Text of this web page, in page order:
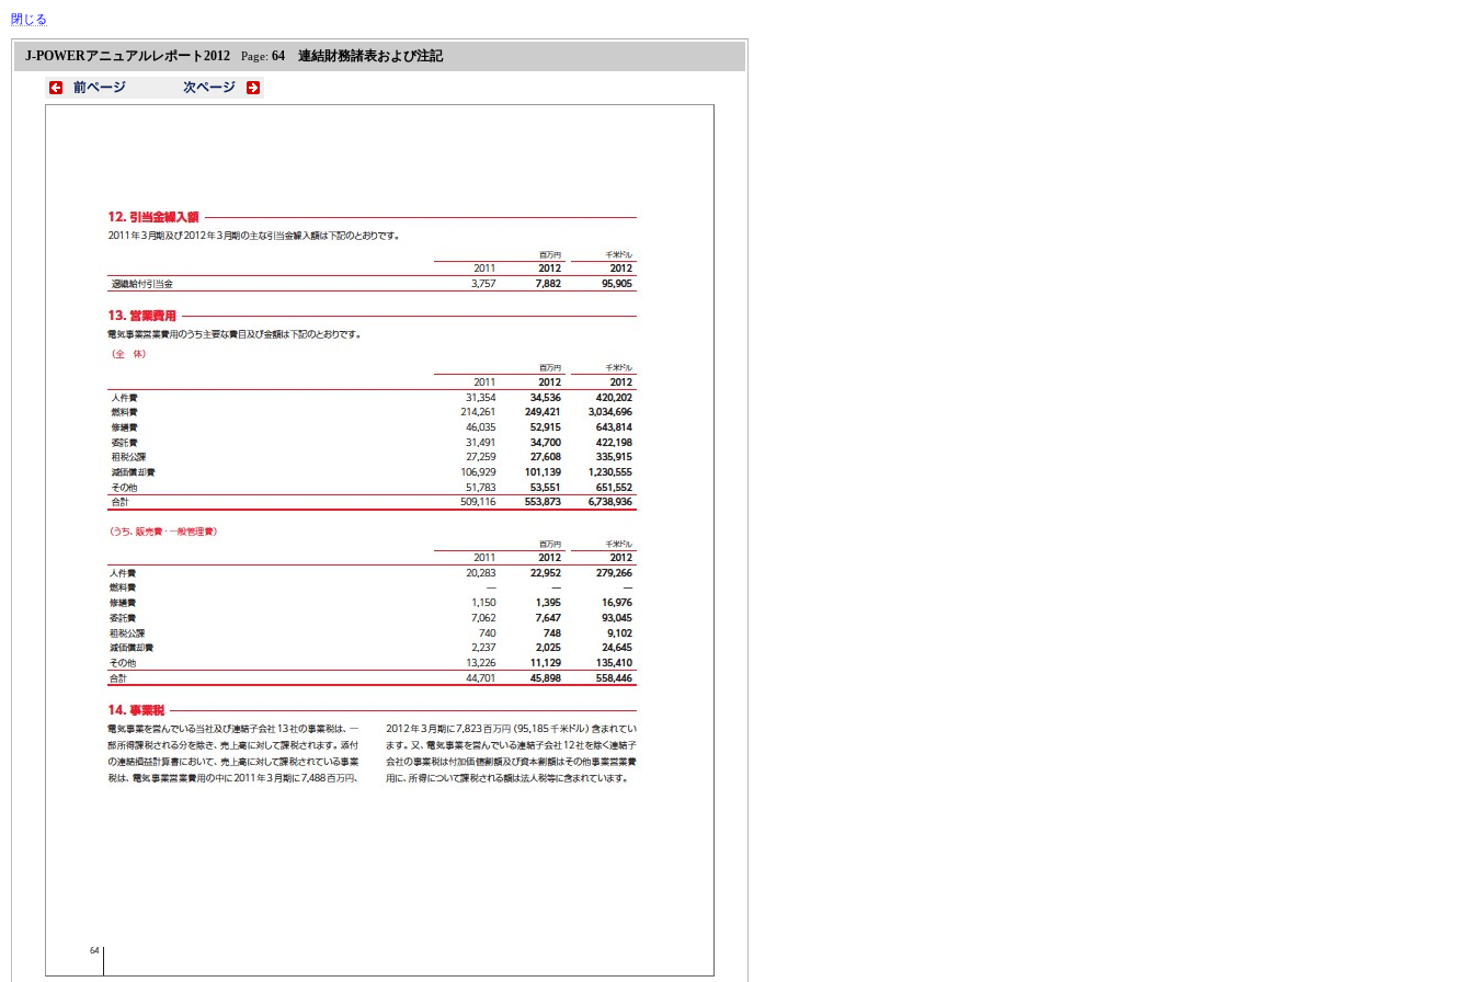
閉じる
J-POWERアニュアルレポート2012 Page: 64 連結財務諸表および注記